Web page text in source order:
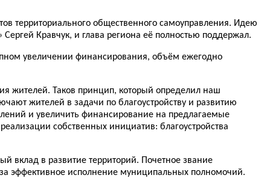
территориального общественного самоуправления. Идею
Кравчук, и глава региона её полностью поддержал.
увеличении финансирования, объём ежегодно
жителей. Таков принцип, который определил наш
жителей в задачи по благоустройству и развитию
и увеличить финансирование на предлагаемые
собственных инициатив: благоустройства
вклад в развитие территорий. Почетное звание
эффективное исполнение муниципальных полномочий.